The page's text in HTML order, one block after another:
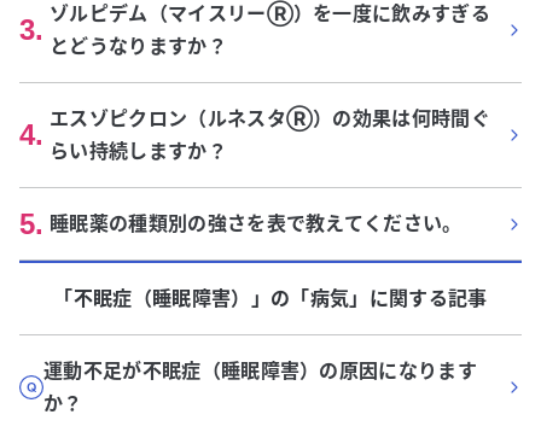
3. ゾルピデム（マイスリーⓇ）を一度に飲みすぎる
とどうなりますか？
4. エスゾピクロン（ルネスタⓇ）の効果は何時間ぐ
らい持続しますか？
5. 睡眠薬の種類別の強さを表で教えてください。
「不眠症（睡眠障害）」 の「病気」に関する記事
運動不足が不眠症（睡眠障害）の原因になります
か？